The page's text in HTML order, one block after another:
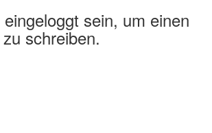
sein, um einen
schreiben.